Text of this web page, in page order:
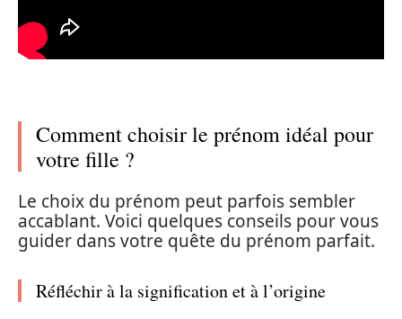
Comment choisir le prénom idéal pour
votre fille ?
Le choix du prénom peut parfois sembler
accablant. Voici quelques conseils pour vous
guider dans votre quête du prénom parfait.
Réfléchir à la signification et à l’origine